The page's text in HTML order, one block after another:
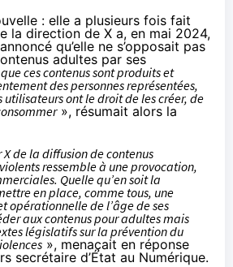
: elle a plusieurs fois fait
la direction de X a, en mai 2024,
annoncé qu’elle ne s’opposait pas
adultes par ses
ces contenus sont produits et
des personnes représentées,
utilisateurs ont le droit de les créer, de
», résumait alors la
de la diffusion de contenus
ressemble à une provocation,
Quelle qu’en soit la
en place, comme tous, une
opérationnelle de l’âge de ses
aux contenus pour adultes mais
législatifs sur la prévention du
», menaçait en réponse
secrétaire d’État au Numérique.